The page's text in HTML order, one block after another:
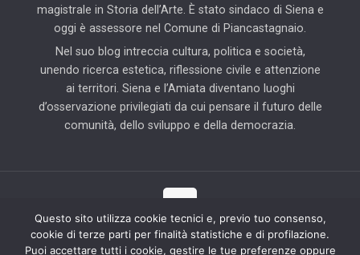
magistrale in Storia dell’Arte. È stato sindaco di Siena e
oggi è assessore nel Comune di Piancastagnaio.
Nel suo blog intreccia cultura, politica e società,
unendo ricerca estetica, riflessione civile e attenzione
ai territori. Siena e l’Amiata diventano luoghi
d’osservazione privilegiati da cui pensare il futuro delle
comunità, dello sviluppo e della democrazia.
© 2025 Il Blog di Pierluigi Piccini | Tutti i diritti riservati | Partner
tecnico: Hab Solution
Questo sito utilizza cookie tecnici e, previo tuo consenso,
cookie di terze parti per finalità statistiche e di profilazione.
Puoi accettare tutti i cookie, gestire le tue preferenze oppure